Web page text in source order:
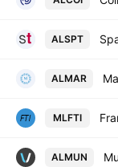
ALSPT
ALMAR
MLFTI
ALMUN